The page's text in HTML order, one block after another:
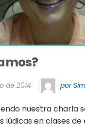
de 2014 por
nuestra charla
lúdicas en clases de